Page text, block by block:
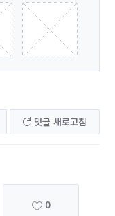
댓글 새로고침
0